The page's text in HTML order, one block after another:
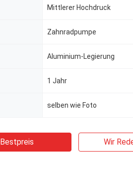
Mittlerer Hochdruck
Zahnradpumpe
Aluminium-Legierung
1 Jahr
selben wie Foto
Bestpreis Wir